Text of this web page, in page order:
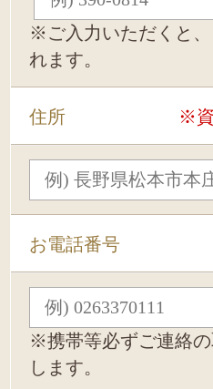
※ご入力いただくと
れます。
住所 ※
お電話番号
※携帯等必ずご連絡
します。